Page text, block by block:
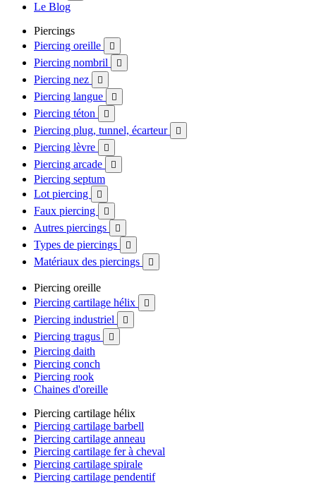
Le Blog
Piercings
Piercing oreille

Piercing nombril 
Piercing nez 
Piercing langue 
Piercing téton 
Piercing plug, tunnel, écarteur 
Piercing lèvre 
Piercing arcade 
Piercing septum
Lot piercing

Faux piercing 
Autres piercings 
Types de piercings 
Matériaux des piercings 
Piercing oreille
Piercing cartilage hélix

Piercing industriel 
Piercing tragus 
Piercing daith
Piercing conch
Piercing rook
Chaines d'oreille
Piercing cartilage hélix
Piercing cartilage barbell
Piercing cartilage anneau
Piercing cartilage fer à cheval
Piercing cartilage spirale
Piercing cartilage pendentif